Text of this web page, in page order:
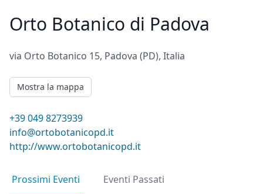
Orto Botanico di Padova
via Orto Botanico 15, Padova (PD), Italia
Mostra la mappa
+39 049 8273939
info@ortobotanicopd.it
http://www.ortobotanicopd.it
Prossimi Eventi Eventi Passati